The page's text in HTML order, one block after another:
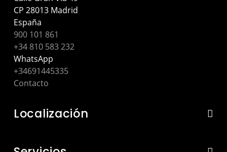
CP 28013 Madrid
España
900 101 861
+34 810 583 232
WhatsApp
+34691445335
Contacto
Localización